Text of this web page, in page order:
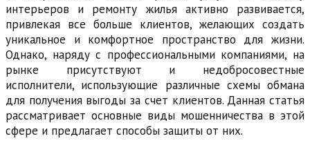
интерьеров и ремонту жилья активно развивается,
привлекая все больше клиентов, желающих создать
уникальное и комфортное пространство для жизни.
Однако, наряду с профессиональными компаниями, на
рынке присутствуют и недобросовестные
исполнители, использующие различные схемы обмана
для получения выгоды за счет клиентов. Данная статья
рассматривает основные виды мошенничества в этой
сфере и предлагает способы защиты от них.